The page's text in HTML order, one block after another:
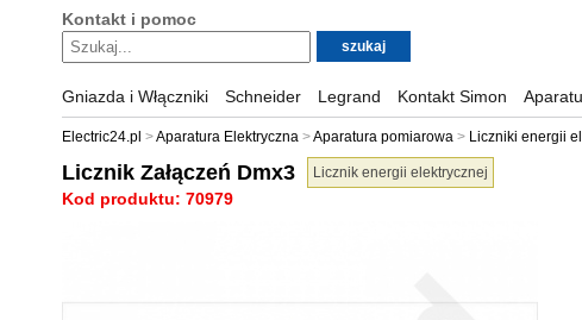
Kontakt i pomoc
Gniazda i Włączniki Schneider Legrand Kontakt Simon
Electric24.pl Aparatura Elektryczna Aparatura pomiarowa Liczniki energii
Licznik Załączeń Dmx3 Licznik energii elektrycznej
Kod produktu: 70979